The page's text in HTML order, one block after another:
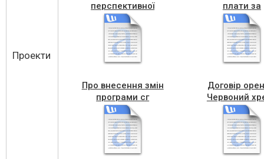
Проекти
перспективної
мережі
плати за
Про внесення змін
програми сг
Договір
Червоний